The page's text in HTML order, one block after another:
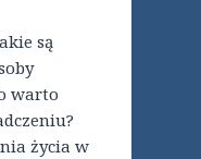
są
warto
życia w